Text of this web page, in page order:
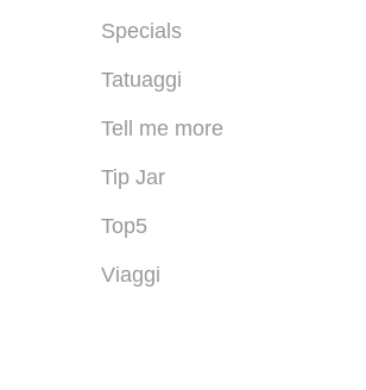
Specials
Tatuaggi
Tell me more
Tip Jar
Top5
Viaggi